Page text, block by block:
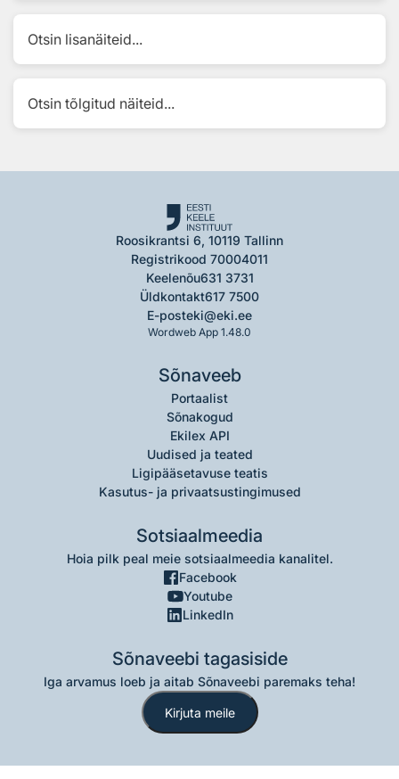
Otsin lisanäiteid...
Otsin tõlgitud näiteid...
Roosikrantsi 6, 10119 Tallinn
Registrikood 70004011
Keelenõu631 3731
Üldkontakt617 7500
E-posteki@eki.ee
Wordweb App 1.48.0
Sõnaveeb
Portaalist
Sõnakogud
Ekilex API
Uudised ja teated
Ligipääsetavuse teatis
Kasutus- ja privaatsustingimused
Sotsiaalmeedia
Hoia pilk peal meie sotsiaalmeedia kanalitel.
Facebook
Youtube
LinkedIn
Sõnaveebi tagasiside
Iga arvamus loeb ja aitab Sõnaveebi paremaks teha!
Kirjuta meile